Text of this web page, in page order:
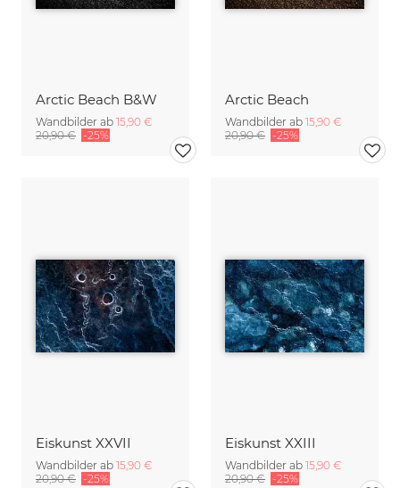
Arctic Beach B&W
Wandbilder ab 15,90 €
20,90 € -25%
Arctic Beach
Wandbilder ab 15,90 €
20,90 € -25%
Eiskunst XXVII
Wandbilder ab 15,90 €
20,90 € -25%
Eiskunst XXIII
Wandbilder ab 15,90 €
20,90 € -25%